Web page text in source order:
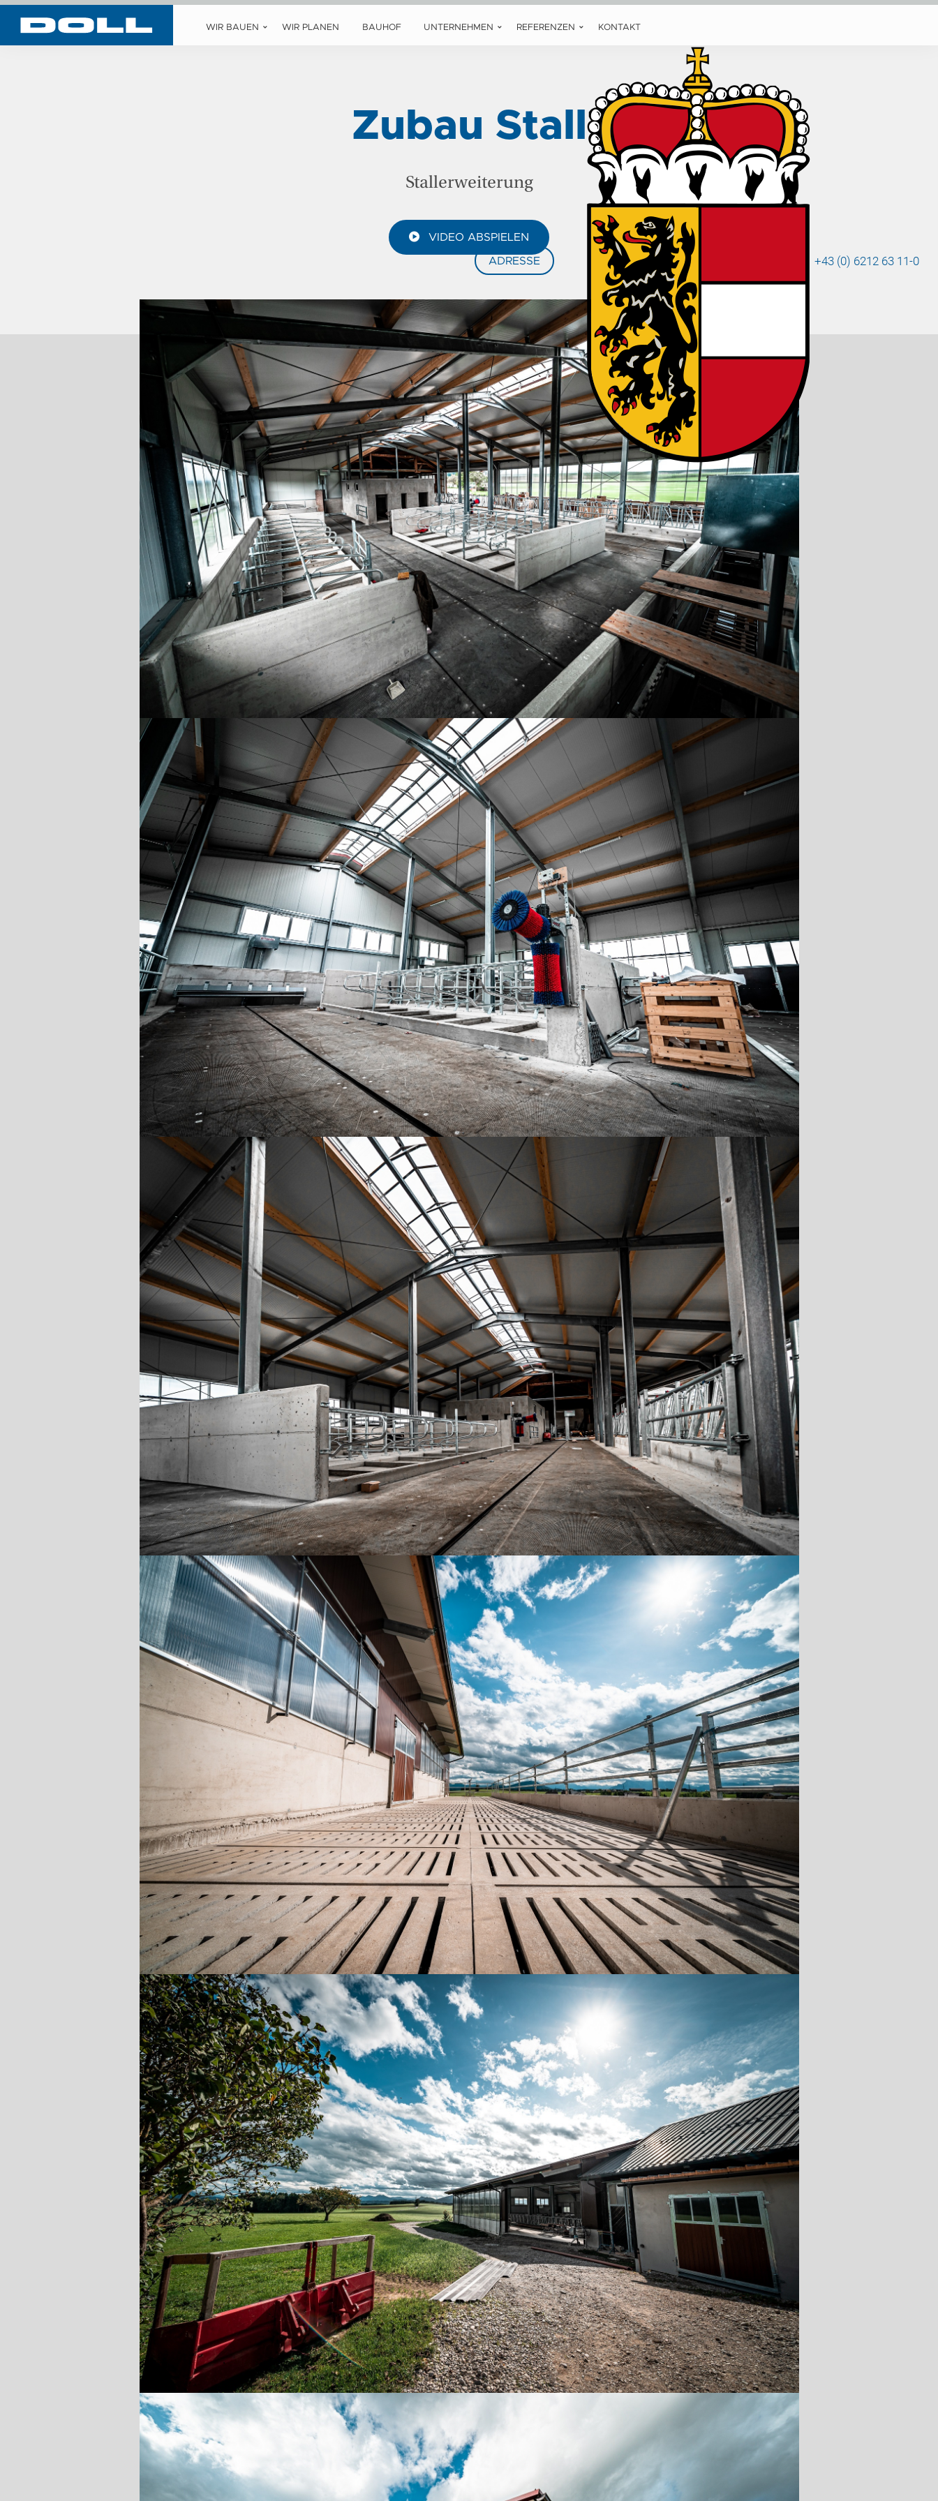
WIR BAUEN WIR PLANEN BAUHOF UNTERNEHMEN REFERENZEN KONTAKT
ADRESSE +43 (0) 6212 63 11-0
Zubau Stall
Stallerweiterung
VIDEO ABSPIELEN